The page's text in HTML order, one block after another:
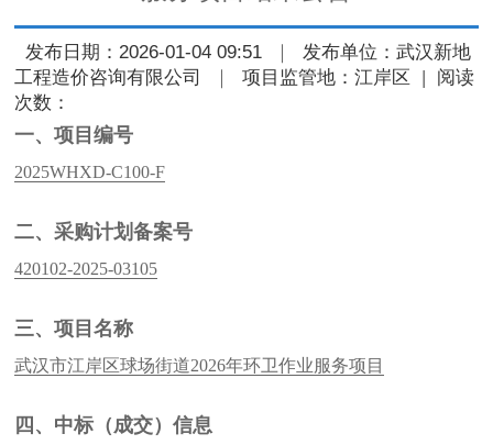
发布日期：2026-01-04 09:51
发布单位：武汉新地
工程造价咨询有限公司
项目监管地：江岸区
阅读
次数：
一、项目编号
2025WHXD-C100-F
二、采购计划备案号
420102-2025-03105
三、项目名称
武汉市江岸区球场街道2026年环卫作业服务项目
四、中标（成交）信息